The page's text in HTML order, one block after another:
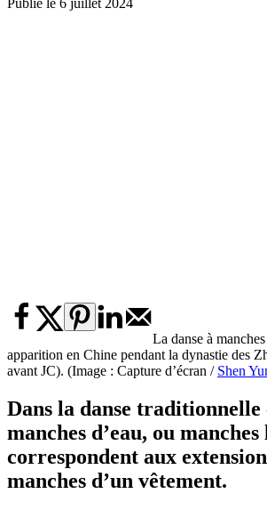
Publié le 6 juillet 2024
La danse à
apparition en Chine pendant la dynastie des
avant JC). (Image : Capture d’écran / Shen
Dans la danse traditionnelle
manches d’eau, ou manches
correspondent aux
manches d’un vêtement.